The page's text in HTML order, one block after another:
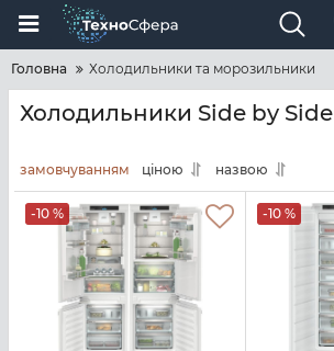
Головна Холодильники та морозильники
Холодильники Side by Side
замовчуванням ціною назвою
-10 % -10 %